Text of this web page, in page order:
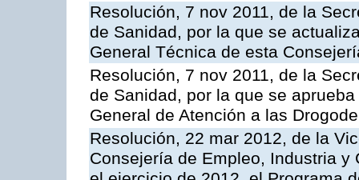
Resolución, 7 nov 2011, de la
de Sanidad, por la que se
General Técnica de esta
Resolución, 7 nov 2011, de la
de Sanidad, por la que se
General de Atención a las
Resolución, 22 mar 2012, de la
Consejería de Empleo, Industria